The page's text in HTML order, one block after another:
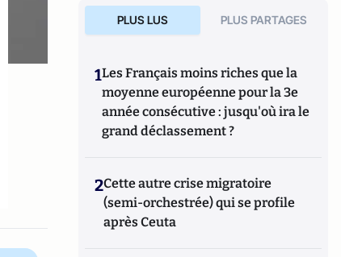
PLUS LUS PLUS PARTAGES
1Les Français moins riches que la
moyenne européenne pour la 3e
année consécutive : jusqu'où ira le
grand déclassement ?
2Cette autre crise migratoire
(semi-orchestrée) qui se profile
après Ceuta